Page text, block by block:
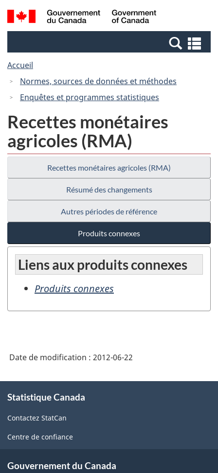
Passer
au
Passer
à
Canada
Recherche
et
et
Accueil
Normes, sources de données et méthodes
Enquêtes et programmes statistiques
Recettes monétaires
agricoles (RMA)
Recettes monétaires agricoles (RMA)
Résumé des changements
Autres périodes de référence
Produits connexes
Liens aux produits connexes
Produits connexes
Date de modification : 2012-06-22
propos
ce
site
Statistique Canada
Contactez StatCan
Centre de confiance
Gouvernement du Canada